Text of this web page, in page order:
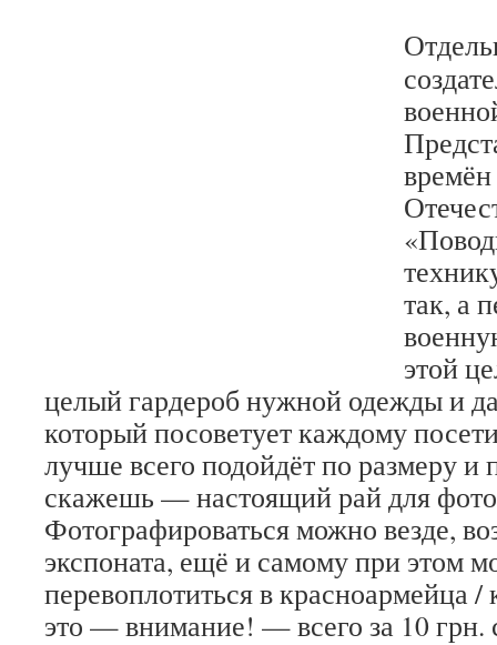
так, а
этой
целый гардероб нужной одежды и
который посоветует каждому
лучше всего подойдёт по размеру и
скажешь — настоящий рай для
Фотографироваться можно везде,
экспоната, ещё и самому при этом
перевоплотиться в красноармейца
это — внимание! — всего за 10 грн.